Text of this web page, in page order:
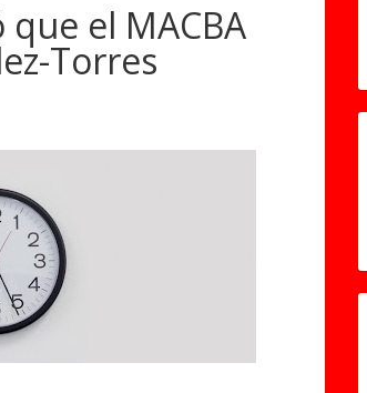
el MACBA
Torres